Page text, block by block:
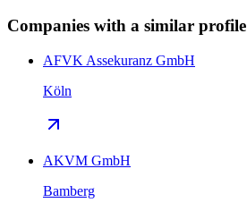
Companies with a similar profile
AFVK Assekuranz GmbH
Köln
AKVM GmbH
Bamberg